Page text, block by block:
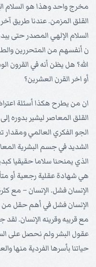
مخرج واحد وهذا هو السلام
القلق المزمن. عندنا طريق
السلام الإلهي المصدر حتى
ن أنفسهم من المتحررين
الله؟ هل يظن أنه في القرون
أو اخر القرن العشرين؟
ان من يطرح هكذا أسئلة
القلق المعاصر ليشير بدوره
الجو الفكري العالمي
الشديد في جسم البشرية
الذي يمنحنا سلاما حقيقيا
هي شهادة عقلية رجعية أو
الإنسان فشل. الإنسان – مع
الإنسان فشل في أهم حقل
مع قريبه وقرينه الإنسان. لقد
عقول البشر ولم نحصل على
حياتنا بأسرها الفردية منها